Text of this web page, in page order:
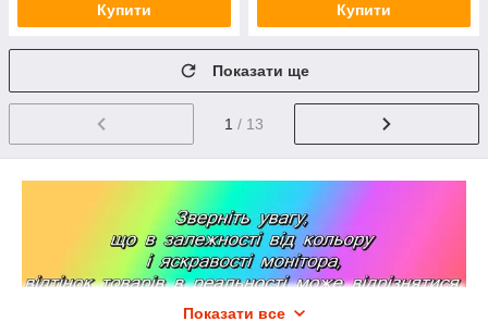
Купити Купити
Показати ще
1 / 13
Показати все